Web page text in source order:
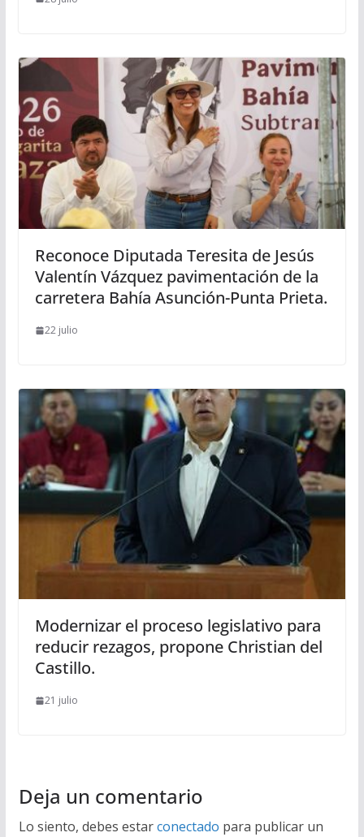
Reconoce Diputada Teresita de Jesús
Valentín Vázquez pavimentación de la
carretera Bahía Asunción-Punta Prieta.
22 julio
Modernizar el proceso legislativo para
reducir rezagos, propone Christian del
Castillo.
21 julio
Deja un comentario
Lo siento, debes estarconectado para publicar un